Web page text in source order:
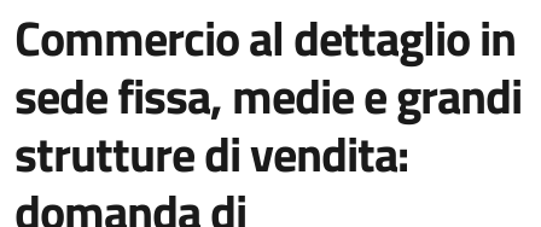
Commercio al dettaglio in
sede fissa, medie e grandi
strutture di vendita:
domanda di